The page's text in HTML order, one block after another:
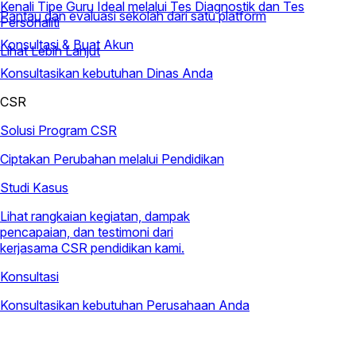
Pantau dan evaluasi sekolah dari satu platform
Konsultasi & Buat Akun
Konsultasikan kebutuhan Dinas Anda
CSR
Solusi Program CSR
Ciptakan Perubahan melalui Pendidikan
Studi Kasus
Lihat rangkaian kegiatan, dampak
pencapaian, dan testimoni dari
kerjasama CSR pendidikan kami.
Konsultasi
Konsultasikan kebutuhan Perusahaan Anda
Kenali Tipe Guru Ideal melalui Tes Diagnostik dan Tes
Personaliti
Lihat Lebih Lanjut